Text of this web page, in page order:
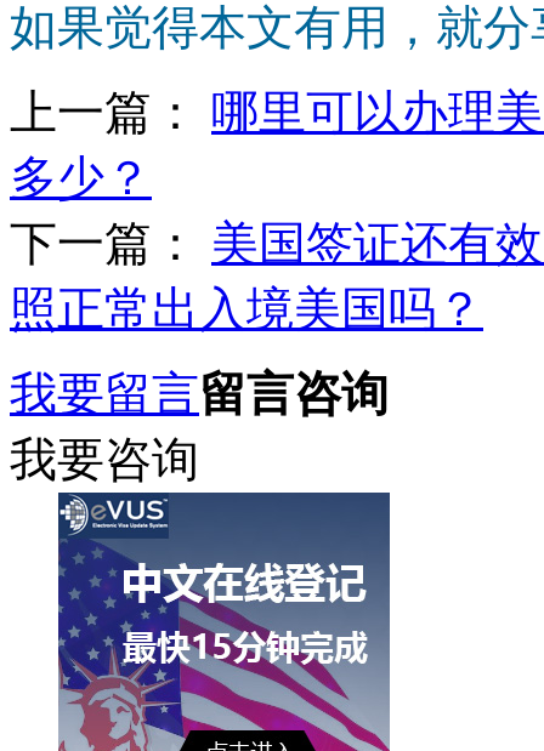
如果觉得本文有用，就
上一篇： 哪里可以办理
多少？
下一篇： 美国签证还有
照正常出入境美国吗？
我要留言留言咨询
我要咨询